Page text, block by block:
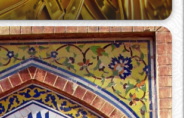
الحديث و علومه